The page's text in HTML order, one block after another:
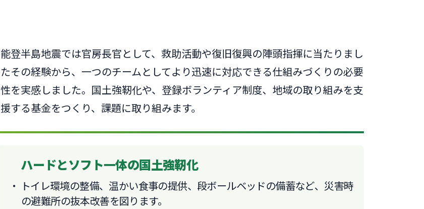
能登半島地震では官房長官として、救助活動や復旧復興の陣頭指揮に当たりまし
たその経験から、一つのチームとしてより迅速に対応できる仕組みづくりの必要
性を実感しました。国土強靭化や、登録ボランティア制度、地域の取り組みを支
援する基金をつくり、課題に取り組みます。
ハードとソフト一体の国土強靭化
トイレ環境の整備、温かい食事の提供、段ボールベッドの備蓄など、災害時
の避難所の抜本改善を図ります。